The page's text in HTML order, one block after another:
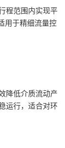
程范围内实现平
用于精细流量控
降低介质流动产
运行，适合对环